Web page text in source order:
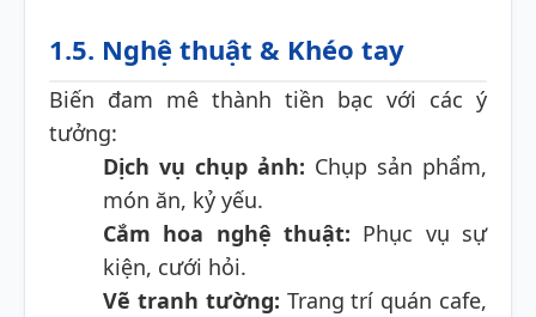
1.5. Nghệ thuật & Khéo tay
Biến đam mê thành tiền bạc với các ý
tưởng:
Dịch vụ chụp ảnh: Chụp sản phẩm,
món ăn, kỷ yếu.
Cắm hoa nghệ thuật: Phục vụ sự
kiện, cưới hỏi.
Vẽ tranh tường: Trang trí quán cafe,